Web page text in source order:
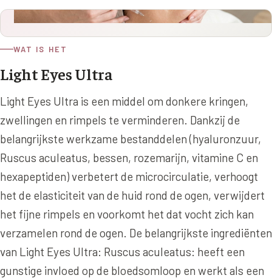
Lippen
Nasolabiale plooi
Mondhoeken
Verticale liplijntjes
Neus
Jukbeenderen
Wangen
CONTOUR & HALS
Kaaklijn
Hals
Juvéderm Volbella
Prostrolane
Restylane
Saypha Filler
Saypha Volume Plus
Sculptra (collageen aanmaak)
Silhouette Soft
Teosyal Redensity
Stress Cortisol profiel
PCOS Huid profiel
HUIDPROBLEMEN
Chronische ontstekingsprofiel
LIFESTYLE / MODERN
Volume Verlies Profiel
Atletisch verouderings profiel
Digitale Nek Profiel
WAT IS HET
Light Eyes Ultra
Light Eyes Ultra is een middel om donkere kringen,
zwellingen en rimpels te verminderen. Dankzij de
belangrijkste werkzame bestanddelen (hyaluronzuur,
Ruscus aculeatus, bessen, rozemarijn, vitamine C en
hexapeptiden) verbetert de microcirculatie, verhoogt
het de elasticiteit van de huid rond de ogen, verwijdert
het fijne rimpels en voorkomt het dat vocht zich kan
verzamelen rond de ogen. De belangrijkste ingrediënten
van Light Eyes Ultra: Ruscus aculeatus: heeft een
gunstige invloed op de bloedsomloop en werkt als een